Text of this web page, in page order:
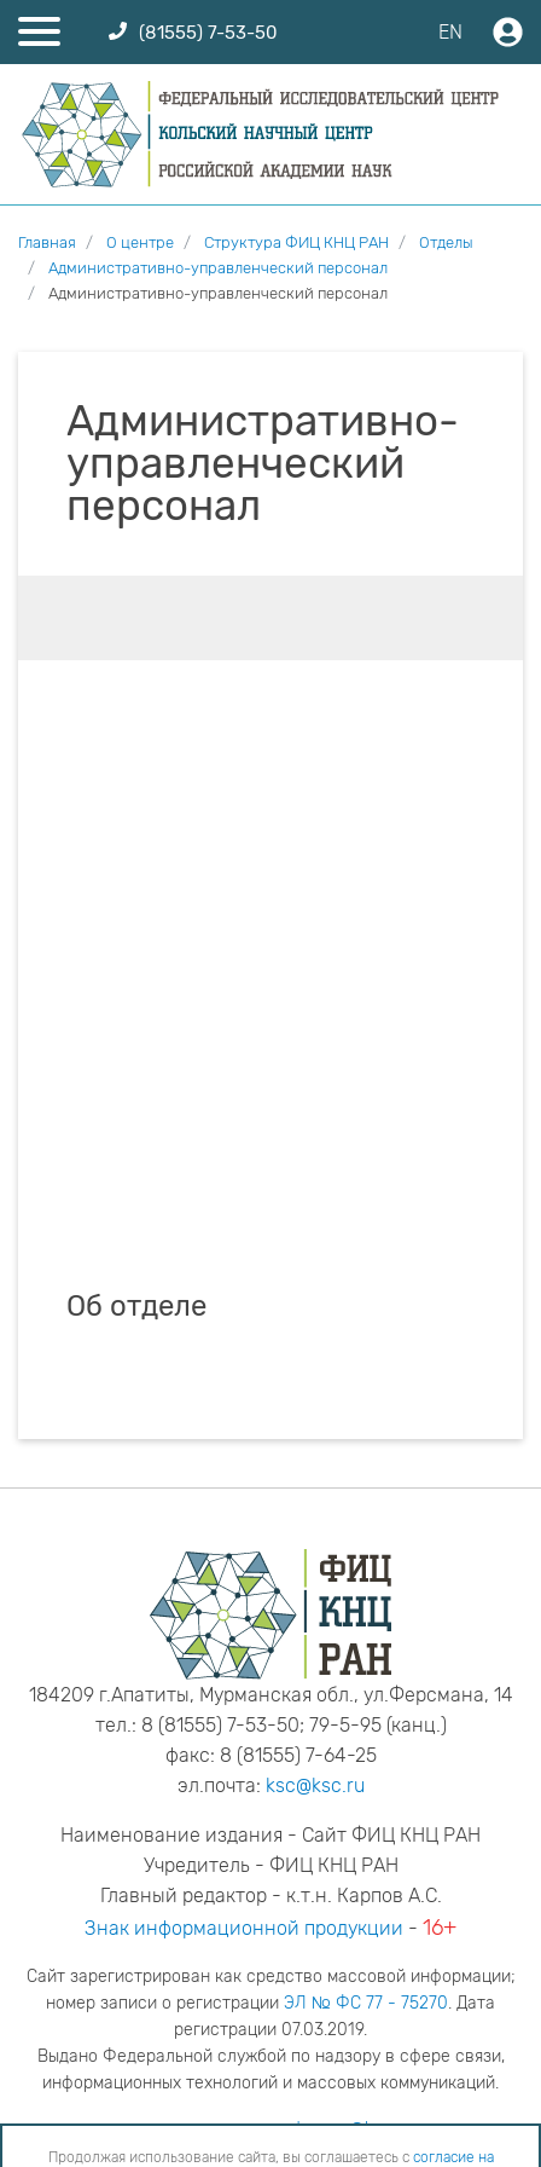
(81555) 7-53-50 EN
Главная О центре Структура ФИЦ КНЦ РАН
Отделы
Административно-управленческий персонал
Административно-управленческий персонал
Административно-
управленческий
персонал
Об отделе
Продолжая использование сайта, вы соглашаетесь с согласие на
184209 г.Апатиты, Мурманская обл., ул.Ферсмана, 14
тел.: 8 (81555) 7-53-50; 79-5-95 (канц.)
факс: 8 (81555) 7-64-25
эл.почта: ksc@ksc.ru
Наименование издания - Сайт ФИЦ КНЦ РАН
Учредитель - ФИЦ КНЦ РАН
Главный редактор - к.т.н. Карпов А.С.
Знак информационной продукции - 16+
Сайт зарегистрирован как средство массовой информации;
номер записи о регистрации ЭЛ № ФС 77 - 75270. Дата
регистрации 07.03.2019.
Выдано Федеральной службой по надзору в сфере связи,
информационных технологий и массовых коммуникаций.
адрес редакцииya.stogova@ksc.ru
телефон редакции81555-79-516